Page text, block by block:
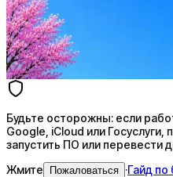
Будьте осторожны: если
Google, iCloud или Госуслуги,
запустить ПО или перевести
Жмите
Пожаловаться ·Гайд по